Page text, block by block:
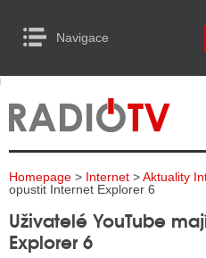
Navigace
RADIA
TELEVIZE
INTERNET
TISK
to Content
Homepage > Internet >Aktuality
opustit Internet Explorer 6
Uživatelé YouTube
Explorer 6